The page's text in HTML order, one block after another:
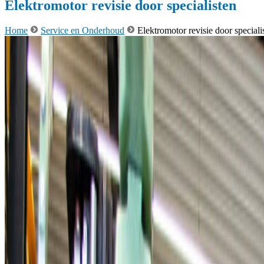
Elektromotor revisie door specialisten
Home Service en Onderhoud Elektromotor revisie door